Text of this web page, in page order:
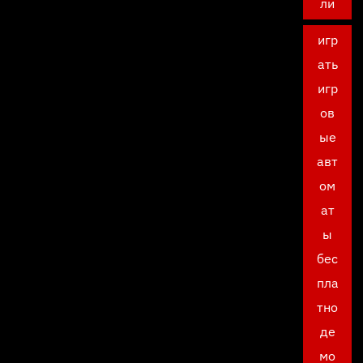
ли
игр
ать
игр
ов
ые
авт
ом
ат
ы
бес
пла
тно
де
мо